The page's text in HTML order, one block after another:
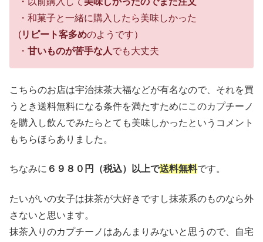
・和菓子と一緒に購入したら美味しかった
(リピート客多めのようです）
・ 甘いものが苦手な人でも大丈夫
こちらのお店は宇治抹茶大福などが有名なので、それを買
うとき送料無料になる条件を満たすためにこのカプチーノ
を購入し飲んでみたらとても美味しかったというコメント
もちらほらありました。
ちなみに ６９８０円（税込）以上で送料無料です。
たいがいの女子は抹茶が大好きですし抹茶系のものなら外
さないと思います。
抹茶入りのカプチーノはあんまりみないと思うので、自宅